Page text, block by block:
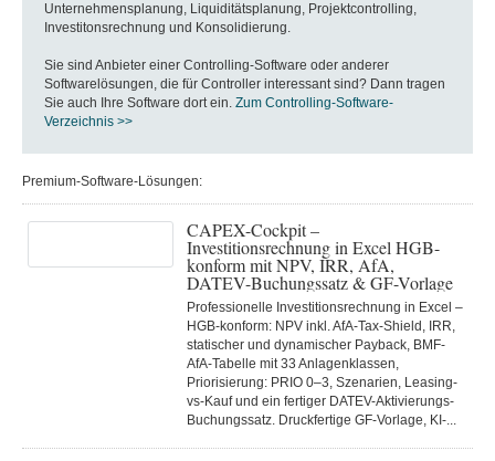
Unternehmensplanung, Liquiditätsplanung, Projektcontrolling,
Investitonsrechnung und Konsolidierung.
Sie sind Anbieter einer Controlling-Software oder anderer
Softwarelösungen, die für Controller interessant sind? Dann tragen
Sie auch Ihre Software dort ein. Zum Controlling-Software-
Verzeichnis >>
Premium-Software-Lösungen:
CAPEX-Cockpit –
Investitionsrechnung in Excel HGB-
konform mit NPV, IRR, AfA,
DATEV-Buchungssatz & GF-Vorlage
Professionelle Investitionsrechnung in Excel –
HGB-konform: NPV inkl. AfA-Tax-Shield, IRR,
statischer und dynamischer Payback, BMF-
AfA-Tabelle mit 33 Anlagenklassen,
Priorisierung: PRIO 0–3, Szenarien, Leasing-
vs-Kauf und ein fertiger DATEV-Aktivierungs-
Buchungssatz. Druckfertige GF-Vorlage, KI-...